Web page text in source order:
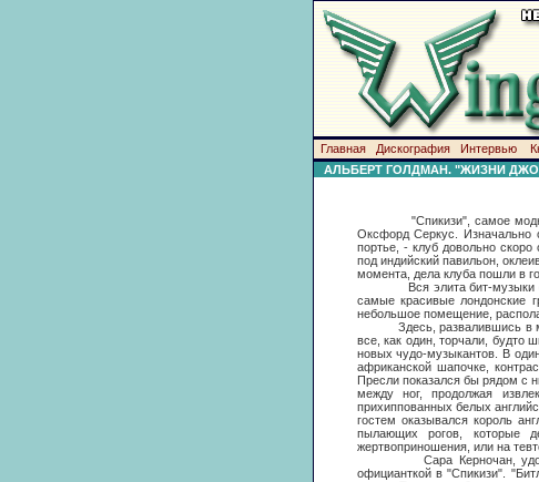
Главная Дискография Интервью
АЛЬБЕРТ ГОЛДМАН. "ЖИЗНИ
"Спикизи", самое модное
Оксфорд Серкус. Изначально
портье, - клуб довольно
под индийский павильон,
момента, дела клуба пошли в
Вся элита бит-музыки
самые красивые лондонские
небольшое помещение,
Здесь, развалившись в
все, как один, торчали, будто
новых чудо-музыкантов. В
африканской шапочке,
Пресли показался бы рядом с
между ног, продолжая
прихиппованных белых
гостем оказывался король
пылающих рогов, которые
жертвоприношения, или на
Сара Керночан,
официанткой в "Спикизи".